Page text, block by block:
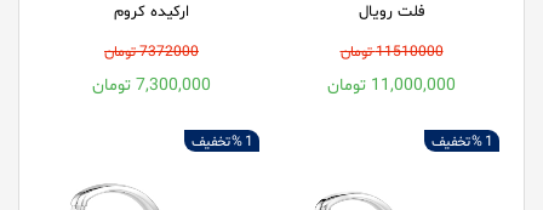
ارکیده کروم
7372000 تومان
7,300,000 تومان
فلت رویال
11510000 تومان
11,000,000 تومان
1 % تخفیف 1 % تخفیف